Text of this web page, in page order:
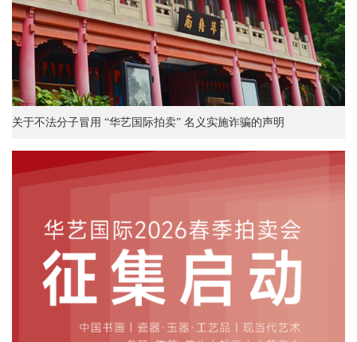
关于不法分子冒用 “华艺国际拍卖” 名义实施诈骗的声明